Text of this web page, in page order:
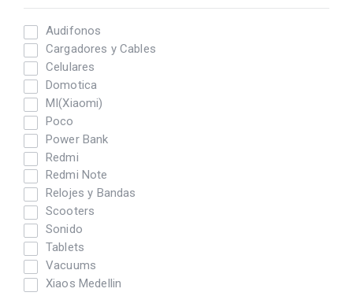
Audifonos
Cargadores y Cables
Celulares
Domotica
MI(Xiaomi)
Poco
Power Bank
Redmi
Redmi Note
Relojes y Bandas
Scooters
Sonido
Tablets
Vacuums
Xiaos Medellin